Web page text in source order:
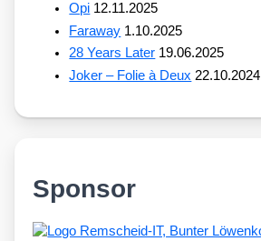
Opi 12.11.2025
Faraway 1.10.2025
28 Years Later 19.06.2025
Joker – Folie à Deux 22.10.2024
Sponsor